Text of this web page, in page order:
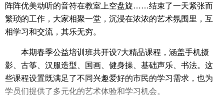
阵阵优美动听的音符在教室上空盘旋……结束了一天紧张而
繁琐的工作，大家相聚一堂，沉浸在浓浓的艺术氛围里，互
相学习和交流，其乐无穷。
本期春季公益培训班共开设7大精品课程，涵盖手机摄
影、古筝、汉服造型、国画、健身操、基础声乐、书法。这
些课程设置既满足了不同兴趣爱好的市民的学习需求，也为
学员们提供了多元化的艺术体验和学习机会。